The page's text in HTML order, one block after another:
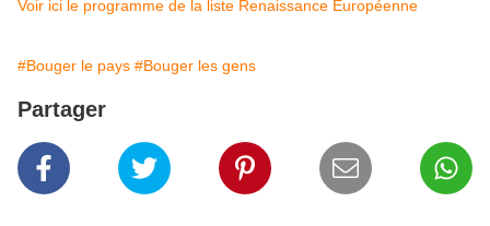
Voir ici le programme de la liste Renaissance Européenne
#Bouger le pays #Bouger les gens
Partager